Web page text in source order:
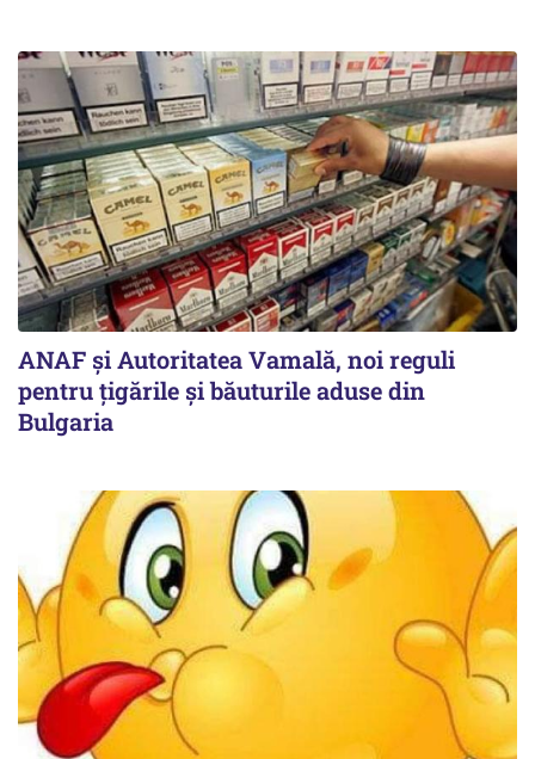
ANAF și Autoritatea Vamală, noi reguli
pentru țigările și băuturile aduse din
Bulgaria